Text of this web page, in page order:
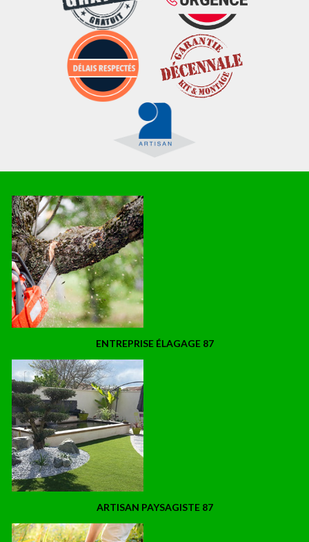
ENTREPRISE ÉLAGAGE 87
ARTISAN PAYSAGISTE 87